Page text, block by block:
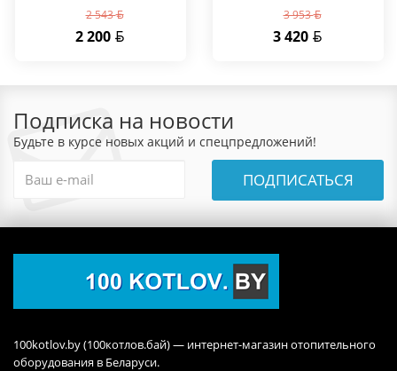
2 543
2 200
3 953
3 420
Подписка на новости
Будьте в курсе новых акций и спецпредложений!
ПОДПИСАТЬСЯ
100kotlov.by (100котлов.бай) — интернет-магазин отопительного
оборудования в Беларуси.